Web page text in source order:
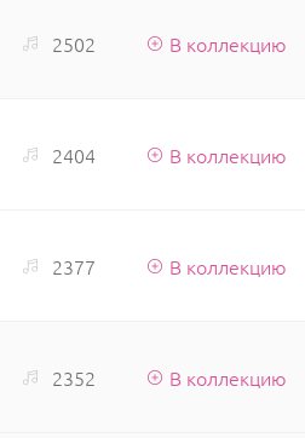
2404 В коллекцию
2502 В коллекцию
2377 В коллекцию
2352 В коллекцию